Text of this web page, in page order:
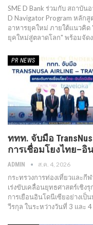
SME D Bank ร่วมกับ สถาบัน
D Navigator Program หลัก
อาหารยุคใหม่ ภายใต้แนวคิด
ยุคใหม่สู่ตลาดโลก" พร้อมจัด
PR​ NEWS
ททท. จับมือ
การเชื่อมโยงไทย–อิ
ADMIN ส.ค. 4, 2026
กระทรวงการท่องเที่ยวและกี
เร่งขับเคลื่อนยุทธศาสตร์เชิง
การเยือนอินโดนีเซียอย่างเ
วีรกุล ในระหว่างวันที่ 3 และ